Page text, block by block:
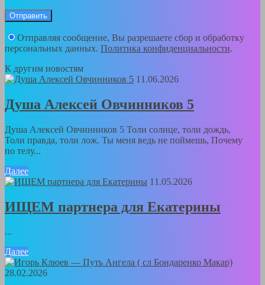
Отправляя сообщение, Вы разрешаете сбор и обработку
персональных данных. Политика конфиденциальности.
К другим новостям
11.06.2026
Душа Алексей Овчинников 5
Душа Алексей Овчинников 5 Толи солнце, толи дождь,
Толи правда, толи лож. Ты меня ведь не поймешь, Почему
по телу...
Далее
11.05.2026
ИЩЕМ партнера для Екатерины
...
Далее
28.02.2026